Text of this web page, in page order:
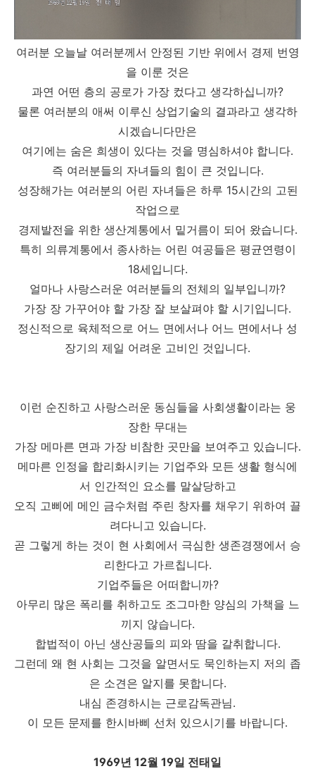
여러분 오늘날 여러분께서 안정된 기반 위에서 경제 번영
을 이룬 것은
과연 어떤 층의 공로가 가장 컸다고 생각하십니까?
물론 여러분의 애써 이루신 상업기술의 결과라고 생각하
시겠습니다만은
여기에는 숨은 희생이 있다는 것을 명심하셔야 합니다.
즉 여러분들의 자녀들의 힘이 큰 것입니다.
성장해가는 여러분의 어린 자녀들은 하루 15시간의 고된
작업으로
경제발전을 위한 생산계통에서 밑거름이 되어 왔습니다.
특히 의류계통에서 종사하는 어린 여공들은 평균연령이
18세입니다.
얼마나 사랑스러운 여러분들의 전체의 일부입니까?
가장 장 가꾸어야 할 가장 잘 보살펴야 할 시기입니다.
정신적으로 육체적으로 어느 면에서나 어느 면에서나 성
장기의 제일 어려운 고비인 것입니다.
이런 순진하고 사랑스러운 동심들을 사회생활이라는 웅
장한 무대는
가장 메마른 면과 가장 비참한 곳만을 보여주고 있습니다.
메마른 인정을 합리화시키는 기업주와 모든 생활 형식에
서 인간적인 요소를 말살당하고
오직 고삐에 메인 금수처럼 주린 창자를 채우기 위하여 끌
려다니고 있습니다.
곧 그렇게 하는 것이 현 사회에서 극심한 생존경쟁에서 승
리한다고 가르칩니다.
기업주들은 어떠합니까?
아무리 많은 폭리를 취하고도 조그마한 양심의 가책을 느
끼지 않습니다.
합법적이 아닌 생산공들의 피와 땀을 갈취합니다.
그런데 왜 현 사회는 그것을 알면서도 묵인하는지 저의 좁
은 소견은 알지를 못합니다.
내심 존경하시는 근로감독관님.
이 모든 문제를 한시바삐 선처 있으시기를 바랍니다.
1969년 12월 19일 전태일